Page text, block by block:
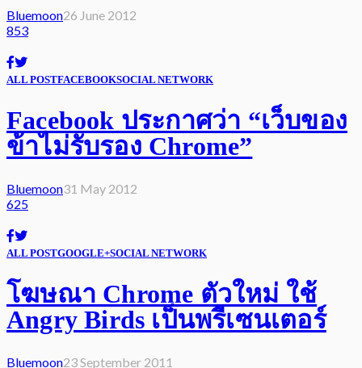
Bluemoon26 June 2012
853
ALL POSTFACEBOOKSOCIAL NETWORK
Facebook ประกาศว่า “เว็บของ
ข้าไม่รับรอง Chrome”
Bluemoon31 May 2012
625
ALL POSTGOOGLE+SOCIAL NETWORK
โฆษณา Chrome ตัวใหม่ ใช้
Angry Birds เป็นพรีเซนเตอร์
Bluemoon23 September 2011